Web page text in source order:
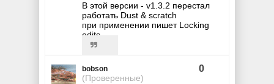
В этой версии - v1.3.2 перестал
работать Dust & scratch
при применении пишет Locking
edits
bobson
(Проверенные)
0